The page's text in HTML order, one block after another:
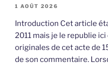
1 AOÛT 2026
Introduction Cet article
2011 mais je le republie
originales de cet acte de
de son commentaire.